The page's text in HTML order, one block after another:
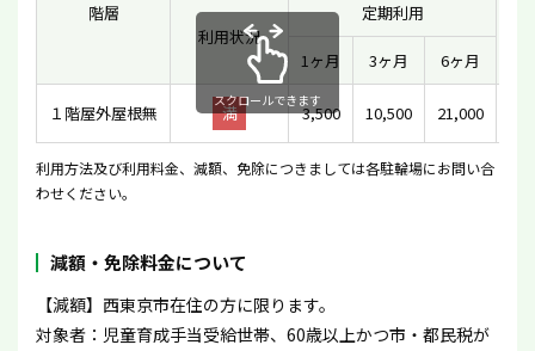
階層
利用状況
定期利用
1ヶ月
3ヶ月 6ヶ月
１階屋外屋根無 満 3,500 10,500 21,000
スクロールできます
利用方法及び利用料金、減額、免除につきましては各駐輪場にお問い合
わせください。
減額・免除料金について
【減額】西東京市在住の方に限ります。
対象者：児童育成手当受給世帯、60歳以上かつ市・都民税が